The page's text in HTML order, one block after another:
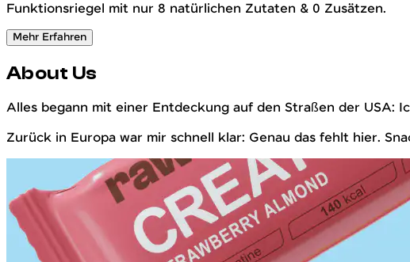
Funktionsriegel mit nur 8 natürlichen Zutaten & 0 Zusätzen.
Mehr Erfahren
About Us
Alles begann mit einer Entdeckung auf den Straßen der USA:
Zurück in Europa war mir schnell klar: Genau das fehlt hier.